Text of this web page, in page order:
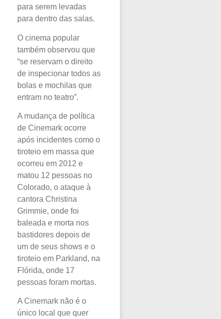
para serem levadas
para dentro das salas.
O cinema popular
também observou que
“se reservam o direito
de inspecionar todos as
bolas e mochilas que
entram no teatro”.
A mudança de política
de Cinemark ocorre
após incidentes como o
tiroteio em massa que
ocorreu em 2012 e
matou 12 pessoas no
Colorado, o ataque à
cantora Christina
Grimmie, onde foi
baleada e morta nos
bastidores depois de
um de seus shows e o
tiroteio em Parkland, na
Flórida, onde 17
pessoas foram mortas.
A Cinemark não é o
único local que quer